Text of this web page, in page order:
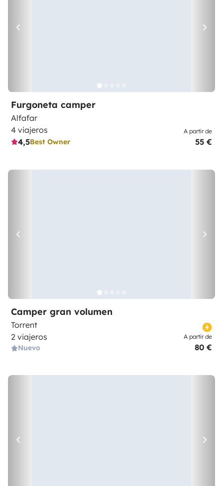
Furgoneta camper
Alfafar
4 viajeros
4,5Best Owner
A partir de
55 €
Camper gran volumen
Torrent
2 viajeros
Nuevo
A partir de
80 €